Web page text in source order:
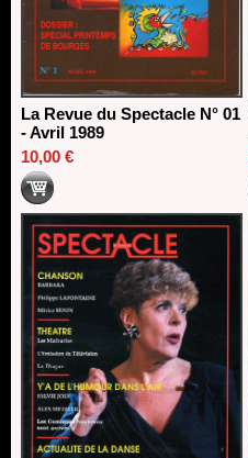
La Revue du Spectacle N° 01
- Avril 1989
10,00 €